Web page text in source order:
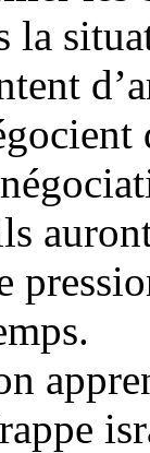
la